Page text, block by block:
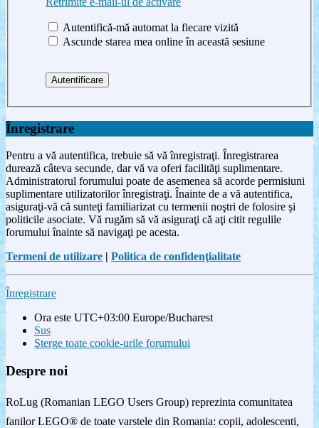
Autentifică-mă automat la fiecare vizită
Ascunde starea mea online în această sesiune
Înregistrare
Pentru a vă autentifica, trebuie să vă înregistraţi. Înregistrarea
durează câteva secunde, dar vă va oferi facilităţi suplimentare.
Administratorul forumului poate de asemenea să acorde permisiuni
suplimentare utilizatorilor înregistraţi. Înainte de a vă autentifica,
asiguraţi-vă că sunteţi familiarizat cu termenii noştri de folosire şi
politicile asociate. Vă rugăm să vă asiguraţi că aţi citit regulile
forumului înainte să navigaţi pe acesta.
Termeni de utilizare | Politica de confidenţialitate
Înregistrare
Ora este UTC+03:00 Europe/Bucharest
Sus
Şterge toate cookie-urile forumului
Despre noi
RoLug (Romanian LEGO Users Group) reprezinta comunitatea
fanilor LEGO® de toate varstele din Romania: copii, adolescenti,